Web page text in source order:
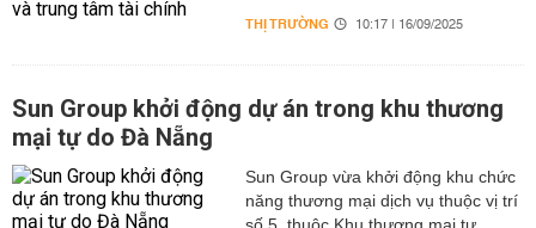
THỊ TRƯỜNG 10:17 | 16/09/2025
Sun Group khởi động dự án trong khu thương
mại tự do Đà Nẵng
Sun Group vừa khởi động khu chức
năng thương mại dịch vụ thuộc vị trí